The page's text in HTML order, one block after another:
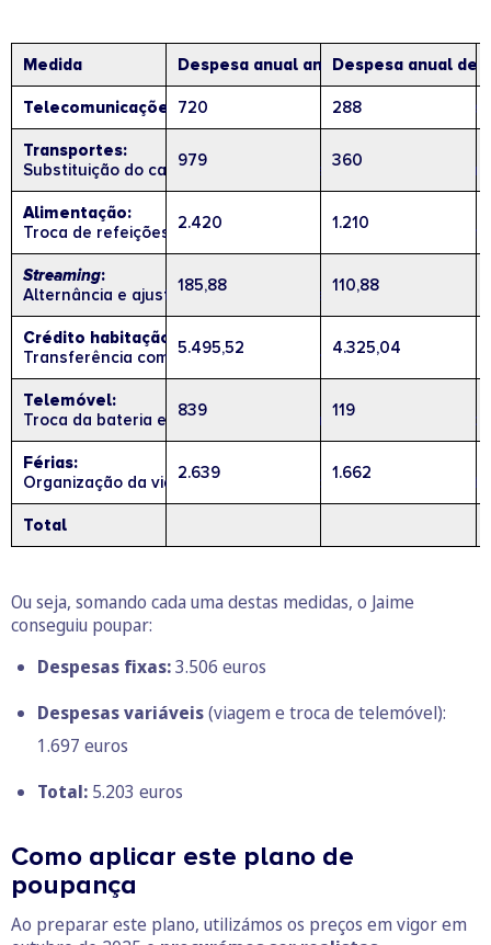
Medida Despesa anual antes (€)Despesa anual
Telecomunicações:Renegociação ou mudança do pacote
720 288
Transportes:
Substituição do carro pelo passe Navegante durante a
979 360
Alimentação:
Troca de refeições em restaurante por marmitas feitas em
2.420 1.210
Streaming:
Alternância e ajuste de subscrições de serviços digitais.
185,88 110,88
Crédito habitação:
Transferência com condições mais vantajosas.
5.495,52 4.325,04
Telemóvel:
Troca da bateria em vez de comprar um novo equipamento.
839 119
Férias:
Organização da viagem por conta própria em vez de
2.639 1.662
Total
Ou seja, somando cada uma destas medidas, o Jaime
conseguiu poupar:
Despesas fixas:3.506 euros
Despesas variáveis(viagem e troca de telemóvel):
1.697 euros
Total: 5.203 euros
Como aplicar este plano de
poupança
Ao preparar este plano, utilizámos os preços em vigor em